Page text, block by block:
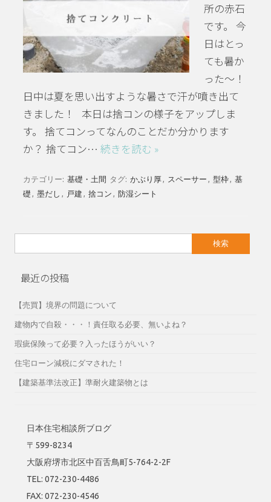
所の赤石
です。 今
日はとっ
ても暑か
った～！
日中は夏を思い出すような暑さで汗が噴き出て
きました！ 本日は捨コンの様子をアップしま
す。 捨てコンってなんのことだか分かります
か？ 捨てコン… 続きを読む »
カテゴリー: 基礎・土間 タグ: かぶり厚, スペーサー , 型枠, 基
礎 , 墨だし , 戸建 , 捨コン , 防湿シート
索:
最近の投稿
【売買】境界の問題について
建物内で自殺・・・！責任取る必要、無いよね？
瑕疵保険って必要？入ったほうがいい？
住宅ローン減税にダマされた！
【建築基準法改正】準耐火建築物とは
日本住宅相談所ブログ
〒599-8234
大阪府堺市北区中百舌鳥町5-764-2-2F
TEL: 072-230-4486
FAX: 072-230-4546